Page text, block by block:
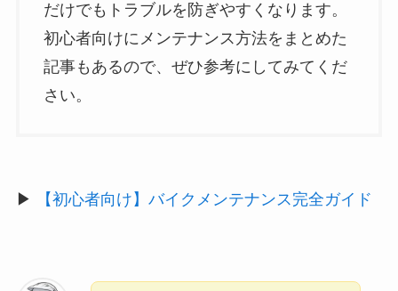
だけでもトラブルを防ぎやすくなります。
初心者向けにメンテナンス方法をまとめた
記事もあるので、ぜひ参考にしてみてくだ
さい。
▶ 【初心者向け】バイクメンテナンス完全ガイド